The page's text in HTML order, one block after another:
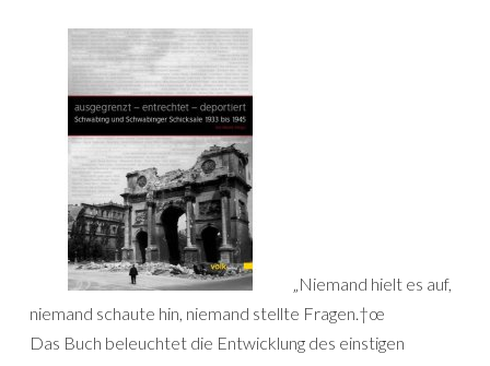
„Niemand hielt es auf,
niemand schaute hin, niemand stellte Fragen.†œ
Das Buch beleuchtet die Entwicklung des einstigen